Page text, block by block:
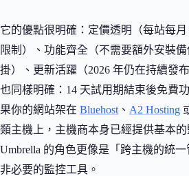
它的優點很明確：定價透明（每站每月
限制）、功能齊全（不需要額外安裝
掛）、更新活躍（2026 年仍在持續發
也同樣明確：14 天試用期結束後免費
果你的網站架在 Bluehost 、 A2 Hosting
類主機上，主機商本身已經提供基本
Umbrella 的角色更像是「跨主機的統
非必要的監控工具。